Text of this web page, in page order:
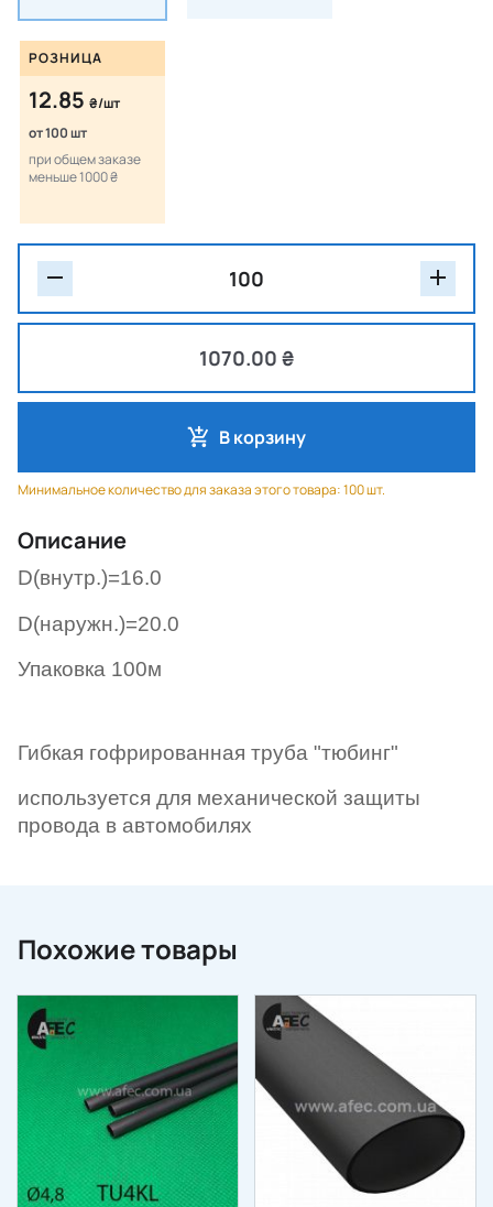
РОЗНИЦА
12.85 ₴/шт
от 100 шт
при общем заказе
меньше 1000 ₴
1070.00 ₴
В корзину
Минимальное количество для заказа этого товара: 100 шт.
Описание
D(внутр.)=16.0
D(наружн.)=20.0
Упаковка 100м
Гибкая гофрированная труба "тюбинг"
используется для механической защиты
провода в автомобилях
Похожие товары